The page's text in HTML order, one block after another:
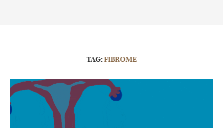
TAG:FIBROME